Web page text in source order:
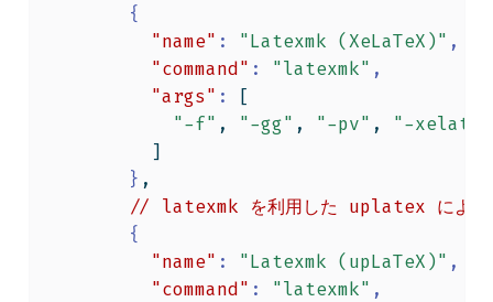
{
"name" : "Latexmk (XeLaTeX)" ,
"command" : "latexmk" ,
"args" :
[
"-f" , "-gg" , "-pv" ,
"-
]
} ,
//
latexmk を利用した uplatex によ
{
"name" : "Latexmk (upLaTeX)" ,
"command" : "latexmk" ,